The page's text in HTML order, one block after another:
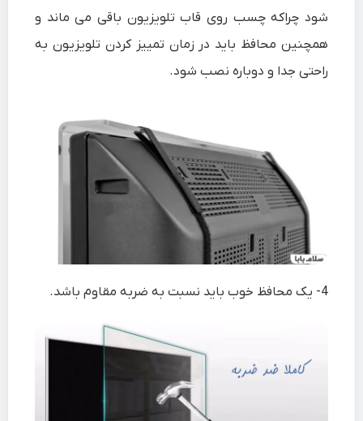
شود چراکه چسب روی قاب تلویزیون باقی می ماند و
همچنین محافظ باید در زمان تمییز کردن تلویزیون به
راحتی جدا و دوباره نصب شود.
4- یک محافظ خوب باید نسبت به ضربه مقاوم باشد.